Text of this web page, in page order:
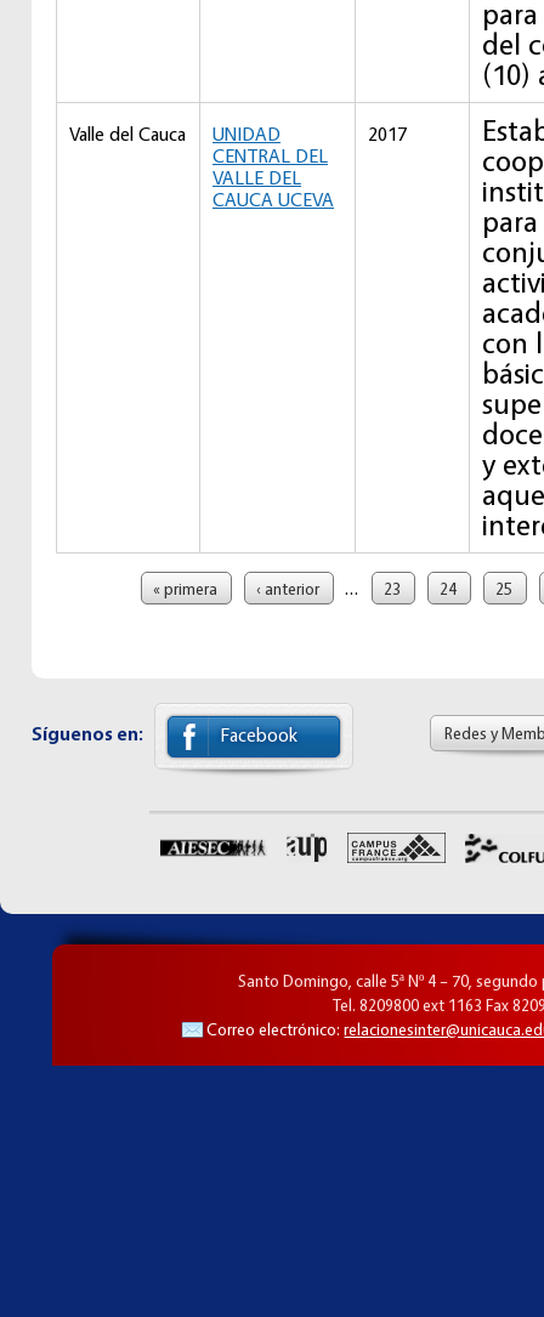
del
(10)
Valle del Cauca
UNIDAD
CENTRAL DEL
VALLE DEL
CAUCA UCEVA
2017
con
y
Páginas« primera ‹ anterior … 23 24 25
Síguenos en: Facebook Redes y
Santo Domingo, calle 5ª Nº 4 – 70,
Tel. 8209800 ext 1163 Fax
Correo electrónico: